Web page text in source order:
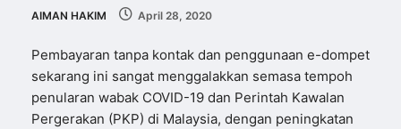
AIMAN HAKIM April 28, 2020
Pembayaran tanpa kontak dan penggunaan e-dompet
sekarang ini sangat menggalakkan semasa tempoh
penularan wabak COVID-19 dan Perintah Kawalan
Pergerakan (PKP) di Malaysia, dengan peningkatan